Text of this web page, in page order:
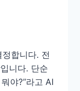
합니다. 전
니다. 단순
야?”라고 AI